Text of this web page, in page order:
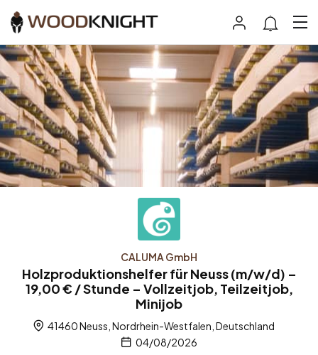
CALUMA GmbH
Holzproduktionshelfer für Neuss (m/w/d) –
19,00 € / Stunde – Vollzeitjob, Teilzeitjob,
Minijob
41460 Neuss, Nordrhein-Westfalen, Deutschland
04/08/2026